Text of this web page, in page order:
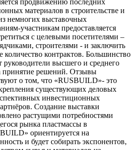
материалов в строительстве и
немногих выставочных
участникам предоставляется
с целевыми посетителями –
строителями - и заключить
контрактов. Большинство
руководители высшего и среднего
принятие решений. Отзывы
о том, что «RUSBUILD»- это
существующих деловых
инвестиционных
Создание выставки
растущими потребностями
рынка пластмассы в
ориентируется на
и будет собирать экспонентов,